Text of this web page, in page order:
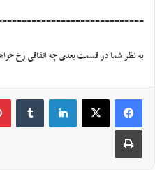
به نظر شما در قسمت بعدی چه اتفاقی رخ